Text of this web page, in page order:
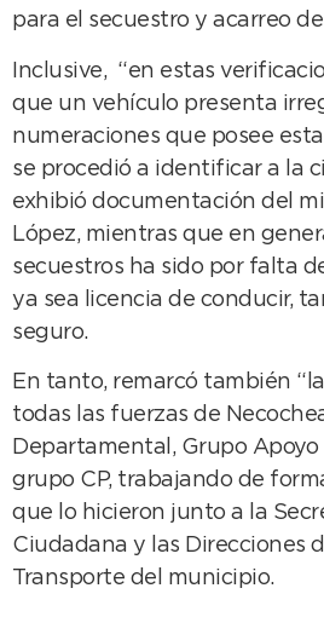
para el secuestro y acarreo
Inclusive, “en estas
que un vehículo presenta
numeraciones que posee
se procedió a identificar a la
exhibió documentación del
López, mientras que en
secuestros ha sido por falta
ya sea licencia de conducir,
seguro.
En tanto, remarcó también
todas las fuerzas de
Departamental, Grupo
grupo CP, trabajando de
que lo hicieron junto a la
Ciudadana y las Direcciones
Transporte del municipio.